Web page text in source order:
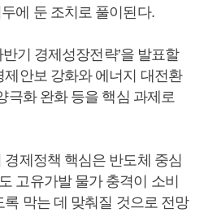
에 둔 조치로 풀이된다.
기 경제성장전략’을 발표할
안보 강화와 에너지 대전환
극화 완화 등을 핵심 과제로
제정책 핵심은 반도체 중심
고유가발 물가 충격이 소비
막는 데 맞춰질 것으로 전망